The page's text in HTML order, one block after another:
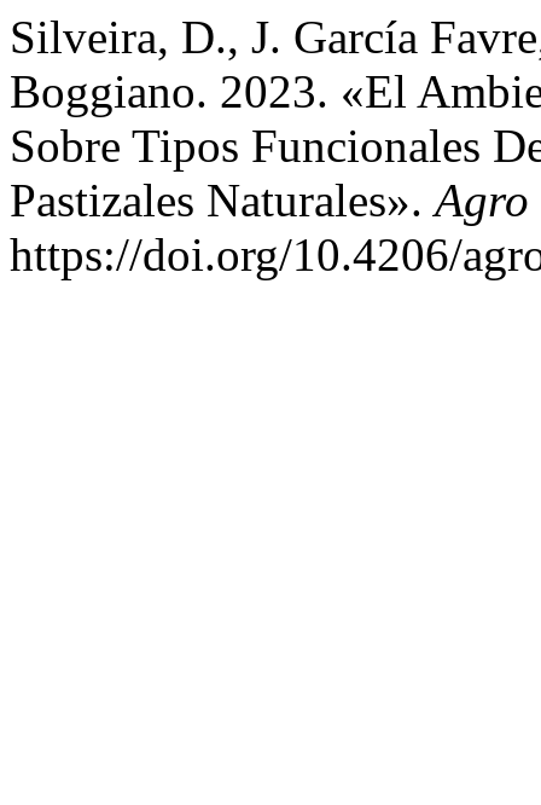
Silveira, D., J. García
Boggiano. 2023. «El
Sobre Tipos Funcionales
Pastizales Naturales».Agro
https://doi.org/10.4206/